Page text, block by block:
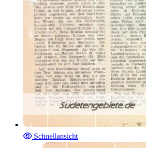
Schnellansicht